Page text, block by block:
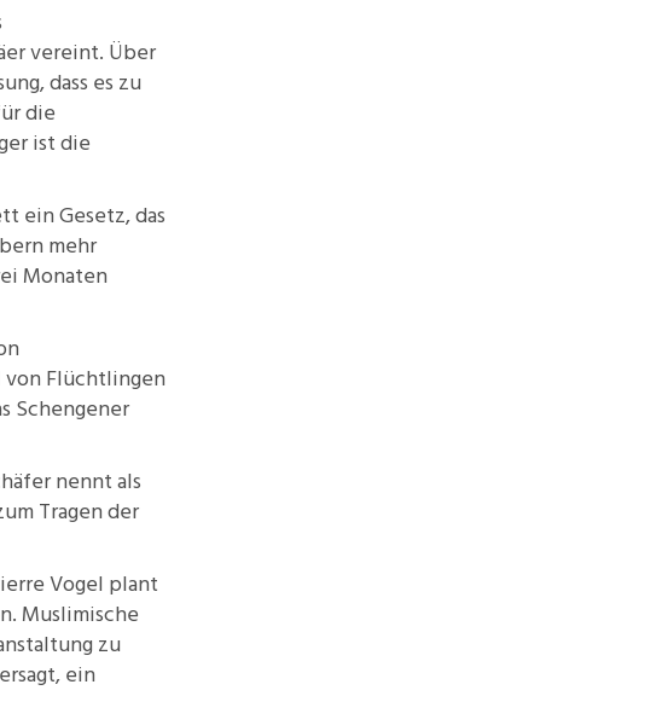
vereint. Über
dass es zu
die
ist die
einGesetz, das
mehr
Monaten
von Flüchtlingen
Schengener
nennt als
Tragen der
Vogel plant
Muslimische
zu
ein